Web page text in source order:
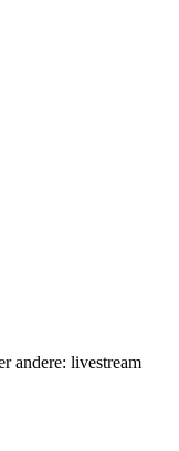
andere: livestream